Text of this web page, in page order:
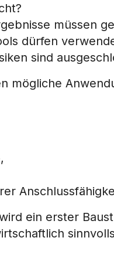
müssen
dürfen
sind
mögliche
ein erster